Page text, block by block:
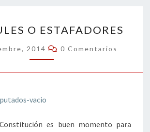
O
ESTAFADORES
O ESTAFADORES
2014 Comentarios
0 Comentarios
es buen momento para